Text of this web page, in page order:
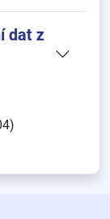
dat z